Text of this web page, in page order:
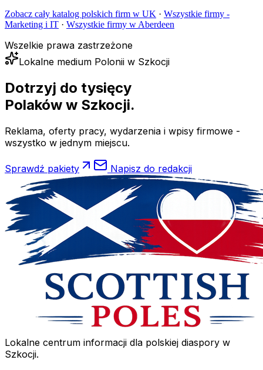
Zobacz cały katalog polskich firm w UK · Wszystkie firmy -
Marketing i IT · Wszystkie firmy w Aberdeen
Wszelkie prawa zastrzeżone
Lokalne medium Polonii w Szkocji
Dotrzyj do tysięcy
Polaków w Szkocji.
Reklama, oferty pracy, wydarzenia i wpisy firmowe -
wszystko w jednym miejscu.
Sprawdź pakiety Napisz do redakcji
Lokalne centrum informacji dla polskiej diaspory w
Szkocji.